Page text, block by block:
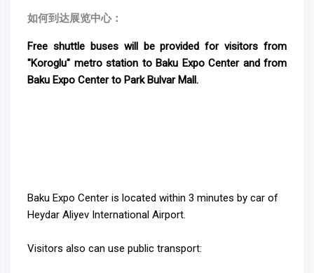
如何到达展览中心：
Free shuttle buses will be provided for visitors from
"Koroglu" metro station to Baku Expo Center and from
Baku Expo Center to Park Bulvar Mall.
Baku Expo Center is located within 3 minutes by car of
Heydar Aliyev International Airport.
Visitors also can use public transport: